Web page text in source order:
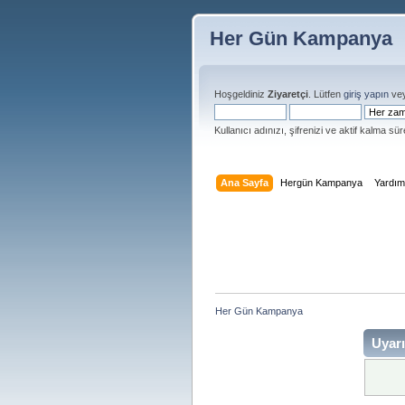
Her Gün Kampanya
Hoşgeldiniz Ziyaretçi . Lütfen giriş yapın
Kullanıcı adınızı, şifrenizi ve aktif kalma
Ana Sayfa Hergün Kampanya Yardım
Her Gün Kampanya